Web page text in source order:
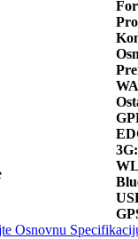
3G:
Osnovnu